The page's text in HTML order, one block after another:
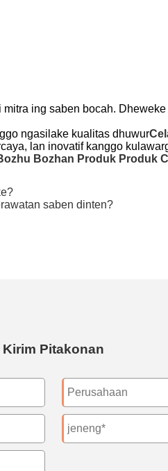
ing saben bocah.
ngasilake kualitas dhuwur
lan inovatif kanggo
Bozhan Produk Produk
saben dinten?
Kirim Pitakonan